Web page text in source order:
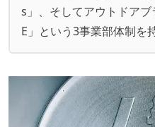
s」、そしてアウトドア
E」という3事業部体制を